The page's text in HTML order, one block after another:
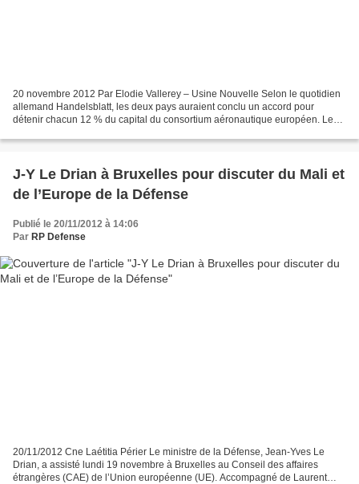
20 novembre 2012 Par Elodie Vallerey – Usine Nouvelle Selon le quotidien
allemand Handelsblatt, les deux pays auraient conclu un accord pour
détenir chacun 12 % du capital du consortium aéronautique européen. Le
J-Y Le Drian à Bruxelles pour discuter du Mali et
de l’Europe de la Défense
Publié le 20/11/2012 à 14:06
Par RP Defense
20/11/2012 Cne Laétitia Périer Le ministre de la Défense, Jean-Yves Le
Drian, a assisté lundi 19 novembre à Bruxelles au Conseil des affaires
étrangères (CAE) de l’Union européenne (UE). Accompagné de Laurent